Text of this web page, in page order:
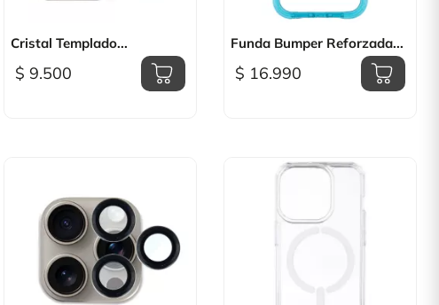
Vista rápida
Cristal Templado...
$ 9.500
Vista rápida
Funda Bumper Reforzada...
$ 16.990